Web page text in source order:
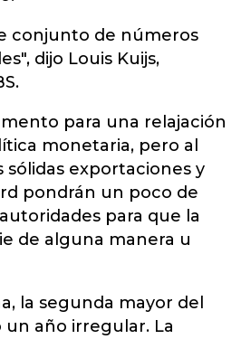
conjunto de números
dijo Louis Kuijs,
para una relajación
monetaria, pero al
sólidas exportaciones y
pondrán un poco de
para que la
de alguna manera u
la segunda mayor del
año irregular. La